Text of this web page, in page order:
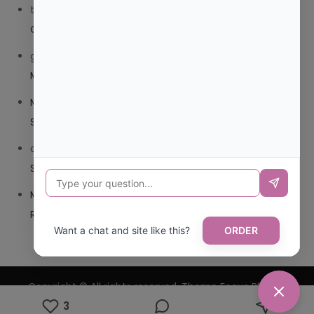
trolls_pipis
O TRIBEDOCE DX?
giovannaservin220
MUNICIPIO?
Mariana Pozo
SANITARIA CANARIA?
carmenharacil
SANITARIA CANARIA?
Mariana Pozoen¿CUAL ES CODIGO POSTAL DE
REPUBLICA DOMINICANA?
Copyright © All rights reserved. Theme Focus Blog by
Creativ Themes
3
Want a chat and site like this? ORDER